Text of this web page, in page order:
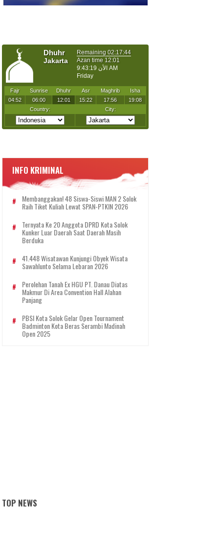
INFO KRIMINAL
Membanggakan! 48 Siswa-Siswi MAN 2 Solok
Raih Tiket Kuliah Lewat SPAN-PTKIN 2026
Ternyata Ke 20 Anggota DPRD Kota Solok
Kunker Luar Daerah Saat Daerah Masih
Berduka
41.448 Wisatawan Kunjungi Obyek Wisata
Sawahlunto Selama Lebaran 2026
Perolehan Tanah Ex HGU PT. Danau Diatas
Makmur Di Area Convention Hall Alahan
Panjang
PBSI Kota Solok Gelar Open Tournament
Badminton Kota Beras Serambi Madinah
Open 2025
TOP NEWS